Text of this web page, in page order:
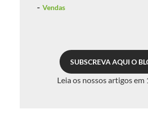
Vendas
SUBSCREVA AQUI O
Leia os nossos artigos em